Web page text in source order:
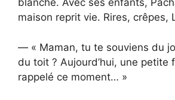
blanche. Avec ses enfants,
maison reprit vie. Rires, crêpes,
— « Maman, tu te souviens du
du toit ? Aujourd’hui, une petite
rappelé ce moment… »